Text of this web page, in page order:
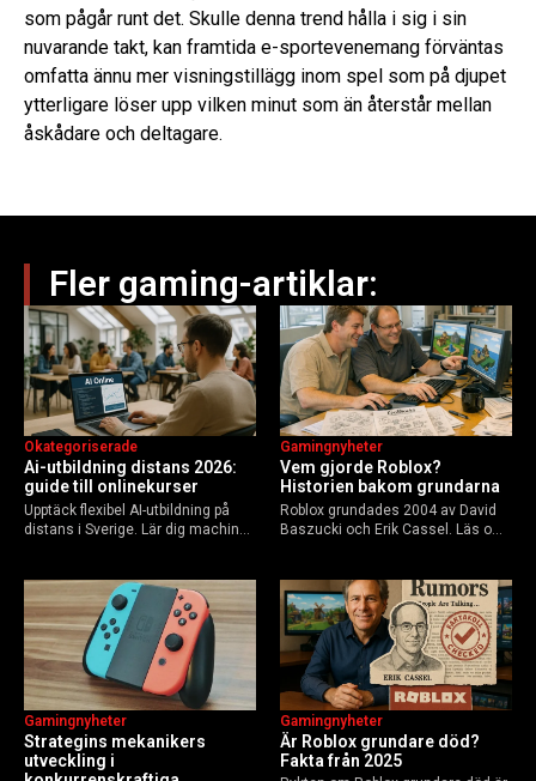
som pågår runt det. Skulle denna trend hålla i sig i sin
nuvarande takt, kan framtida e-sportevenemang förväntas
omfatta ännu mer visningstillägg inom spel som på djupet
ytterligare löser upp vilken minut som än återstår mellan
åskådare och deltagare.
Fler gaming-artiklar:
Ai-utbildning distans 2026:
guide till onlinekurser
Okategoriserade
Upptäck flexibel AI-utbildning på
distans i Sverige. Lär dig machine
Guide för nybörjare och
yrkesverksamma som vill bygga…
Vem gjorde Roblox?
Historien bakom grundarna
Gamingnyheter
Roblox grundades 2004 av David
Baszucki och Erik Cassel. Läs om
användare 2025, och vad som
händer inför 2026.
Strategins mekanikers
utveckling i
Gamingnyheter
Är Roblox grundare död?
Fakta från 2025
Gamingnyheter